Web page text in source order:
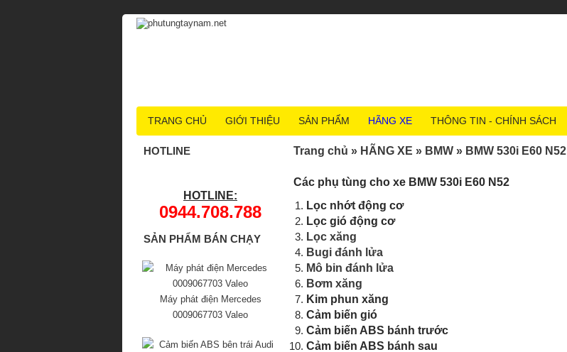
Các phụ tùng cho xe BMW 530i E60 N52
Lọc nhớt động cơ
Lọc gió động cơ
Lọc xăng
Bugi đánh lửa
Mô bin đánh lửa
Bơm xăng
Kim phun xăng
Cảm biến gió
Cảm biến ABS bánh trước
Cảm biến ABS bánh sau
Trang chủ » HÃNG XE » BMW » BMW 530i E60 N52
HOTLINE
HOTLINE:
0944.708.788
SẢN PHẨM BÁN CHẠY
Máy phát điện Mercedes
0009067703 Valeo
TRANG CHỦ GIỚI THIỆU SẢN PHẨM HÃNG XE THÔNG TIN - CHÍNH SÁCH